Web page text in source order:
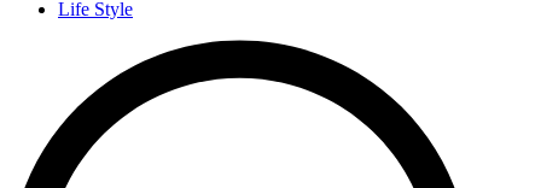
Life Style